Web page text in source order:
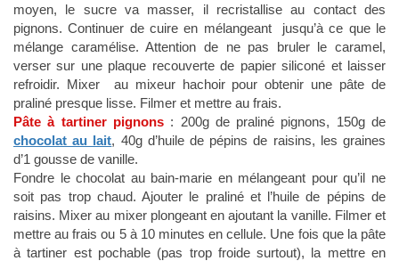
moyen, le sucre va masser, il recristallise au contact des
pignons. Continuer de cuire en mélangeant jusqu’à ce que le
mélange caramélise. Attention de ne pas bruler le caramel,
verser sur une plaque recouverte de papier siliconé et laisser
refroidir. Mixer au mixeur hachoir pour obtenir une pâte de
praliné presque lisse. Filmer et mettre au frais.
Pâte à tartiner pignons: 200g de praliné pignons, 150g de
chocolat au lait, 40g d’huile de pépins de raisins, les graines
d’1 gousse de vanille.
Fondre le chocolat au bain-marie en mélangeant pour qu’il ne
soit pas trop chaud. Ajouter le praliné et l’huile de pépins de
raisins. Mixer au mixer plongeant en ajoutant la vanille. Filmer et
mettre au frais ou 5 à 10 minutes en cellule. Une fois que la pâte
à tartiner est pochable (pas trop froide surtout), la mettre en